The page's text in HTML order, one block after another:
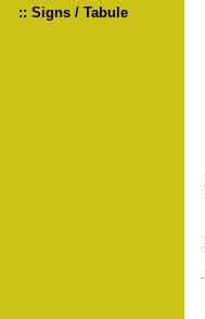
:: Signs / Tabule